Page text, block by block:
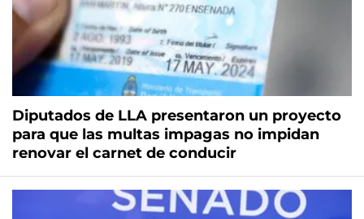
Diputados de LLA presentaron un proyecto
para que las multas impagas no impidan
renovar el carnet de conducir